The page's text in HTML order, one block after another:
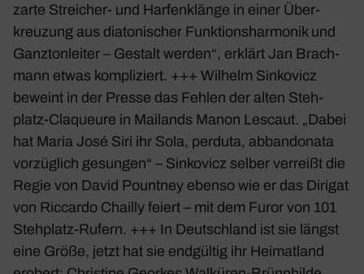
zarte Strei­cher- und Harfen­klänge in einer Über­
kreu­zung aus diato­ni­scher Funk­ti­ons­har­monik und
Ganz­ton­leiter – Gestalt werden“, erklärt Jan Brach­
mann etwas kompli­ziert. +++ Wilhelm Sinko­vicz
beweint in der Presse das Fehlen der alten Steh­
platz-Claqueure in Mailands Manon Lescaut. „Dabei
hat Maria José Siri ihr Sola, perduta, abban­do­nata
vorzüg­lich gesungen“ – Sinko­vicz selber verreißt die
Regie von David Pountney ebenso wie er das Dirigat
von Riccardo Chailly feiert – mit dem Furor von 101
Steh­platz-Rufern. +++ In Deutsch­land ist sie längst
eine Größe, jetzt hat sie endgültig ihr Heimat­land